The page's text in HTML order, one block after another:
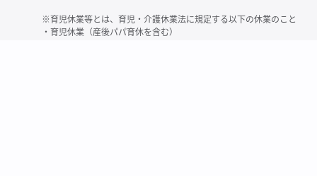
※育児休業等とは、育児・介護休業法に規定する以下の休業のこと
・育児休業（産後パパ育休を含む）